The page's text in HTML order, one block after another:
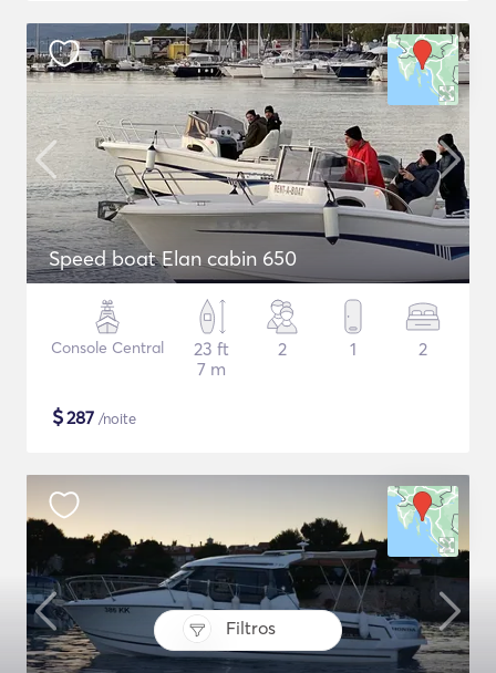
Filtros
Speed boat Elan cabin 650
Console Central
23 ft
7 m
2 1 2
$287 /noite